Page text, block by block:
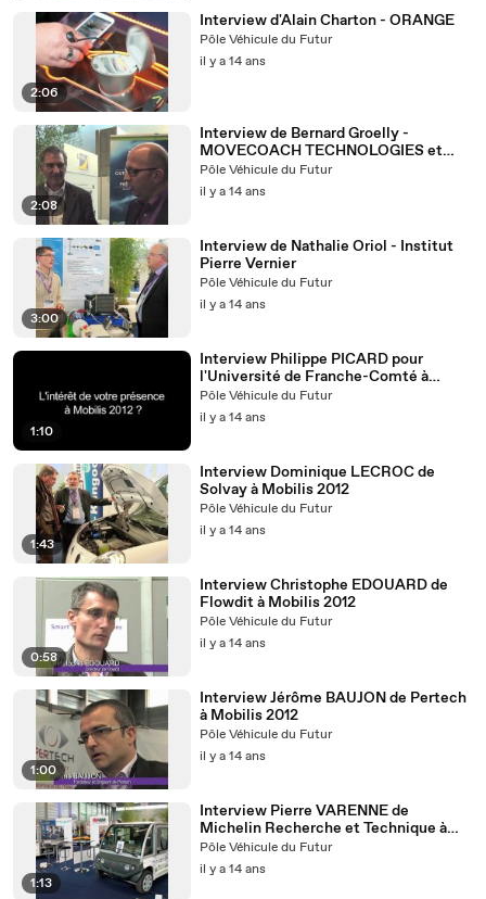
2:06
Interview d'Alain Charton - ORANGE
Pôle Véhicule du Futur
il y a 14 ans
2:08
Interview de Bernard Groelly -
MOVECOACH TECHNOLOGIES et
Michel basset - UHA
Pôle Véhicule du Futur
il y a 14 ans
3:00
Interview de Nathalie Oriol - Institut
Pierre Vernier
Pôle Véhicule du Futur
il y a 14 ans
1:10
Interview Philippe PICARD pour
l'Université de Franche-Comté à
Mobilis 2012
Pôle Véhicule du Futur
il y a 14 ans
1:43
Interview Dominique LECROC de
Solvay à Mobilis 2012
Pôle Véhicule du Futur
il y a 14 ans
0:58
Interview Christophe EDOUARD de
Flowdit à Mobilis 2012
Pôle Véhicule du Futur
il y a 14 ans
1:00
Interview Jérôme BAUJON de Pertech
à Mobilis 2012
Pôle Véhicule du Futur
il y a 14 ans
1:13
Interview Pierre VARENNE de
Michelin Recherche et Technique à
Mobilis 2012
Pôle Véhicule du Futur
il y a 14 ans